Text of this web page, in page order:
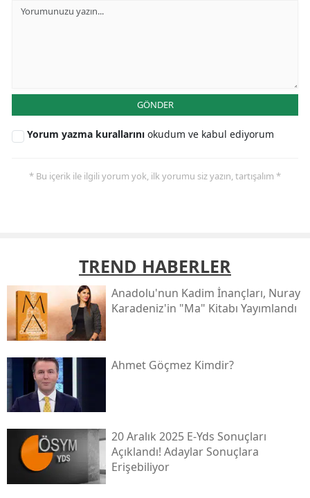
GÖNDER
Yorum yazma kurallarını okudum ve kabul ediyorum
* Bu içerik ile ilgili yorum yok, ilk yorumu siz yazın, tartışalım *
TREND HABERLER
Anadolu'nun Kadim İnançları, Nuray
Karadeniz'in "ma" Kitabı Yayımlandı
Ahmet Göçmez Kimdir?
20 Aralık 2025 E-Yds Sonuçları
Açıklandı! Adaylar Sonuçlara
Erişebiliyor